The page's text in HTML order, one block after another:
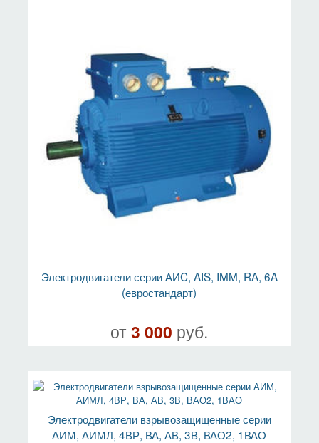
Электродвигатели серии АИC, AIS, IMM, RA, 6A
(евростандарт)
от3 000 руб.
Электродвигатели взрывозащищенные серии
АИМ, АИМЛ, 4ВР, ВА, АВ, 3В, ВАО2, 1ВАО